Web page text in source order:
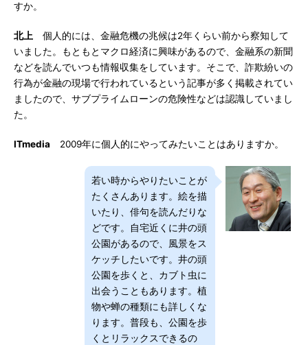
すか。
北上 個人的には、金融危機の兆候は2年くらい前から察知して
いました。もともとマクロ経済に興味があるので、金融系の新聞
などを読んでいつも情報収集をしています。そこで、詐欺紛いの
行為が金融の現場で行われているという記事が多く掲載されてい
ましたので、サブプライムローンの危険性などは認識していまし
た。
ITmedia 2009年に個人的にやってみたいことはありますか。
若い時からやりたいことが
たくさんあります。絵を描
いたり、俳句を読んだりな
どです。自宅近くに井の頭
公園があるので、風景をス
ケッチしたいです。井の頭
公園を歩くと、カブト虫に
出会うこともあります。植
物や蝉の種類にも詳しくな
ります。普段も、公園を歩
くとリラックスできるの